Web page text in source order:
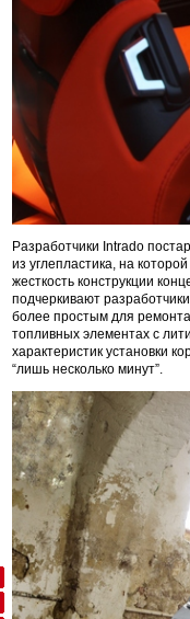
Разработчики Intrado
из углепластика, на
жесткость конструкции
подчеркивают
более простым для
топливных элементах с
характеристик установки
“лишь несколько минут”.